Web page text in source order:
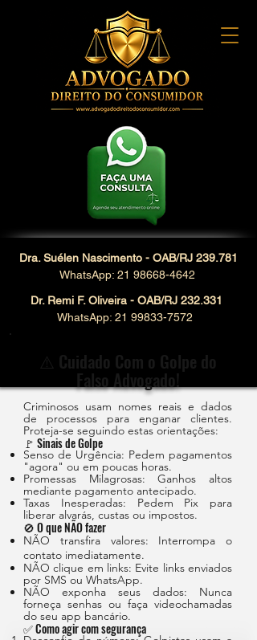
Dra. Suélen Nascimento - OAB/RJ 239.781
WhatsApp: 21 98668-4642
Dr. Remi F. Oliveira - OAB/RJ 232.331
WhatsApp: 21 99833-7572
⚠️ Cuidado Com o Golpe do
Falso Advogado!
Criminosos usam nomes reais e dados
de processos para enganar clientes.
Proteja-se seguindo estas orientações:
🚩 Sinais de Golpe
Senso de Urgência: Pedem pagamentos
"agora" ou em poucas horas.
Promessas Milagrosas: Ganhos altos
mediante pagamento antecipado.
Taxas Inesperadas: Pedem Pix para
liberar alvarás, custas ou impostos.
🚫 O que NÃO fazer
NÃO transfira valores: Interrompa o
contato imediatamente.
NÃO clique em links: Evite links enviados
por SMS ou WhatsApp.
NÃO exponha seus dados: Nunca
forneça senhas ou faça videochamadas
do seu app bancário.
✅ Como agir com segurança